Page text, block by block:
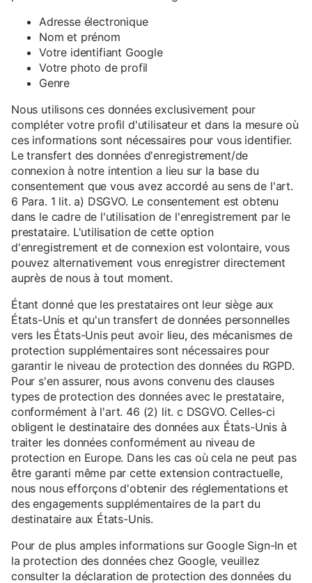
Adresse électronique
Nom et prénom
Votre identifiant Google
Votre photo de profil
Genre
Nous utilisons ces données exclusivement pour
compléter votre profil d'utilisateur et dans la mesure où
ces informations sont nécessaires pour vous identifier.
Le transfert des données d'enregistrement/de
connexion à notre intention a lieu sur la base du
consentement que vous avez accordé au sens de l'art.
6 Para. 1 lit. a) DSGVO. Le consentement est obtenu
dans le cadre de l'utilisation de l'enregistrement par le
prestataire. L'utilisation de cette option
d'enregistrement et de connexion est volontaire, vous
pouvez alternativement vous enregistrer directement
auprès de nous à tout moment.
Étant donné que les prestataires ont leur siège aux
États-Unis et qu'un transfert de données personnelles
vers les États-Unis peut avoir lieu, des mécanismes de
protection supplémentaires sont nécessaires pour
garantir le niveau de protection des données du RGPD.
Pour s'en assurer, nous avons convenu des clauses
types de protection des données avec le prestataire,
conformément à l'art. 46 (2) lit. c DSGVO. Celles-ci
obligent le destinataire des données aux États-Unis à
traiter les données conformément au niveau de
protection en Europe. Dans les cas où cela ne peut pas
être garanti même par cette extension contractuelle,
nous nous efforçons d'obtenir des réglementations et
des engagements supplémentaires de la part du
destinataire aux États-Unis.
Pour de plus amples informations sur Google Sign-In et
la protection des données chez Google, veuillez
consulter la déclaration de protection des données du